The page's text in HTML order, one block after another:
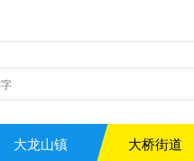
大龙山镇
大桥街道